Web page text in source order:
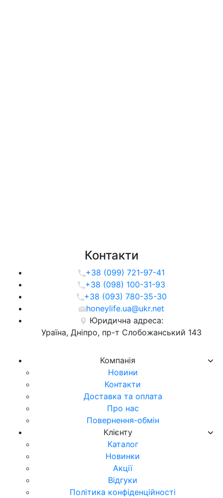
Компанія
Новини
Контакти
Доставка та оплата
Про нас
Повернення-обмін
Клієнту
Каталог
Новинки
Акції
Відгуки
Політика конфіденційності
Контакти
+38 (099) 721-97-41
+38 (098) 100-31-93
+38 (093) 780-35-30
honeylife.ua@ukr.net
Юридична адреса:
Ураїна, Дніпро, пр-т Слобожанський 143